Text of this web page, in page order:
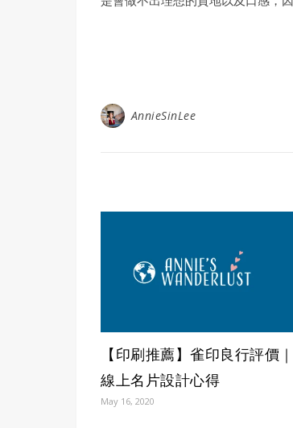
AnnieSinLee
【印刷推薦】雀印良行評價｜
線上名片設計心得
May 16, 2020